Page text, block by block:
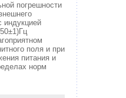
погрешности
индукцией
поля и при
питания и
норм